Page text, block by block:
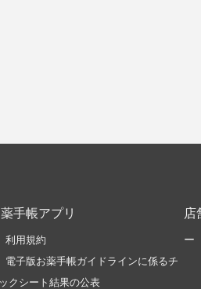
手帳アプリ
利用規約
電子版お薬手帳ガイドラインに係るチ
クシート結果の公表
店